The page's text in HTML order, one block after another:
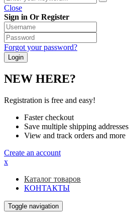
Close
Sign in Or Register
Forgot your password?
NEW HERE?
Registration is free and easy!
Faster checkout
Save multiple shipping addresses
View and track orders and more
Create an account
x
Каталог товаров
КОНТАКТЫ
Toggle navigation